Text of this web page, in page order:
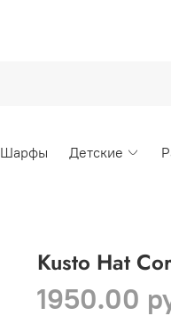
Шарфы Детские
Kusto Hat
1950.00